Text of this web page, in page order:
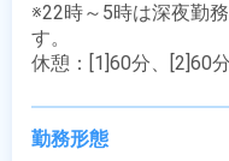
※22時～5時は深夜勤
す。
休憩：[1]60分、[2]60
勤務形態